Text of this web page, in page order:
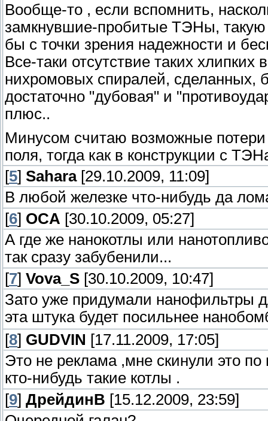
Вообще-то , если вспомнить,
замкнувшие-пробитые ТЭНы, такую
бы с точки зрения надежности и
Все-таки отсутствие таких
нихромовых спиралей, сделанных,
достаточно "дубовая" и
плюс..
Минусом считаю возможные потери
поля, тогда как в конструкции с
[5] Sahara[29.10.2009, 11:09]
В любой железке что-нибудь да
[6] OCA [30.10.2009, 05:27]
А где же нанокотлы или
так сразу забубенили...
[7] Vova_S [30.10.2009, 10:47]
Зато уже придумали нанофильтры
эта штука будет посильнее
[8] GUDVIN [17.11.2009, 17:05]
Это не реклама ,мне скинули это
кто-нибудь такие котлы .
[9] ДрейдинВ [15.12.2009, 23:59]